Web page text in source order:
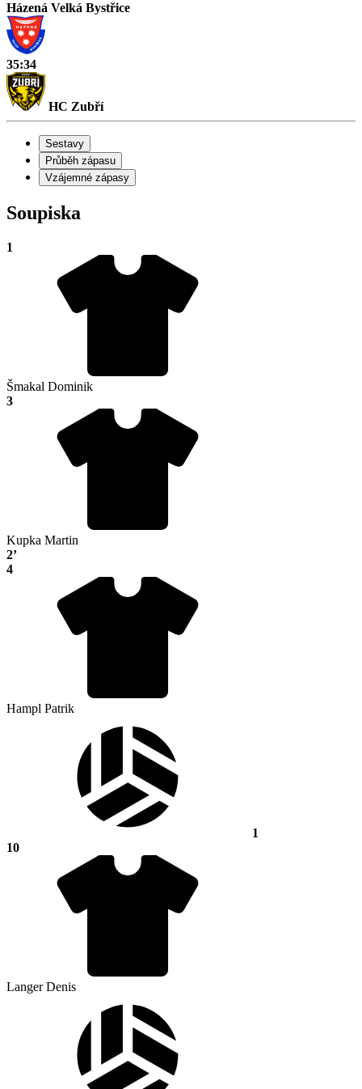
Házená Velká Bystřice
35:34
HC Zubří
Sestavy
Průběh zápasu
Vzájemné zápasy
Soupiska
1
Šmakal Dominik
3
Kupka Martin
2’
4
Hampl Patrik
1
10
Langer Denis